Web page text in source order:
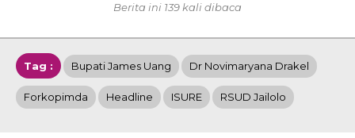
Berita ini 139 kali dibaca
Tag : Bupati James Uang Dr Novimaryana Drakel
Forkopimda Headline ISURE RSUD Jailolo